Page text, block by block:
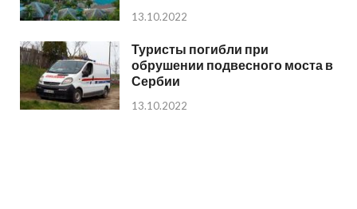
13.10.2022
Туристы погибли при
обрушении подвесного моста в
Сербии
13.10.2022